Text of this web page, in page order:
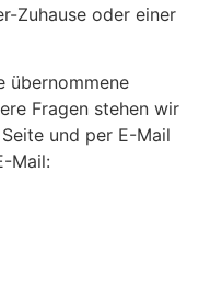
Zuhause oder einer
übernommene
Fragen stehen wir
und per E-Mail
Mail: